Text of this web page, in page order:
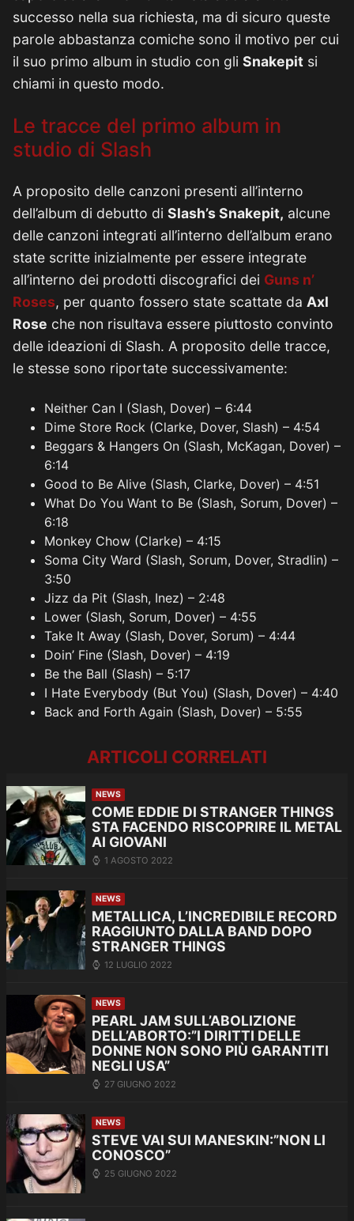
successo nella sua richiesta, ma di sicuro queste
parole abbastanza comiche sono il motivo per cui
il suo primo album in studio con gli Snakepit si
chiami in questo modo.
Le tracce del primo album in
studio di Slash
A proposito delle canzoni presenti all’interno
dell’album di debutto di Slash’s Snakepit, alcune
delle canzoni integrati all’interno dell’album erano
state scritte inizialmente per essere integrate
all’interno dei prodotti discografici dei Guns n’
Roses, per quanto fossero state scattate da Axl
Rose che non risultava essere piuttosto convinto
delle ideazioni di Slash. A proposito delle tracce,
le stesse sono riportate successivamente:
Neither Can I (Slash, Dover) – 6:44
Dime Store Rock (Clarke, Dover, Slash) – 4:54
Beggars & Hangers On (Slash, McKagan, Dover) –
6:14
Good to Be Alive (Slash, Clarke, Dover) – 4:51
What Do You Want to Be (Slash, Sorum, Dover) –
6:18
Monkey Chow (Clarke) – 4:15
Soma City Ward (Slash, Sorum, Dover, Stradlin) –
3:50
Jizz da Pit (Slash, Inez) – 2:48
Lower (Slash, Sorum, Dover) – 4:55
Take It Away (Slash, Dover, Sorum) – 4:44
Doin’ Fine (Slash, Dover) – 4:19
Be the Ball (Slash) – 5:17
I Hate Everybody (But You) (Slash, Dover) – 4:40
Back and Forth Again (Slash, Dover) – 5:55
ARTICOLI CORRELATI
NEWS
COME EDDIE DI STRANGER THINGS
STA FACENDO RISCOPRIRE IL METAL
AI GIOVANI
1 AGOSTO 2022
NEWS
METALLICA, L’INCREDIBILE RECORD
RAGGIUNTO DALLA BAND DOPO
STRANGER THINGS
12 LUGLIO 2022
NEWS
PEARL JAM SULL’ABOLIZIONE
DELL’ABORTO:”I DIRITTI DELLE
DONNE NON SONO PIÙ GARANTITI
NEGLI USA”
27 GIUGNO 2022
NEWS
STEVE VAI SUI MANESKIN:”NON LI
CONOSCO”
25 GIUGNO 2022